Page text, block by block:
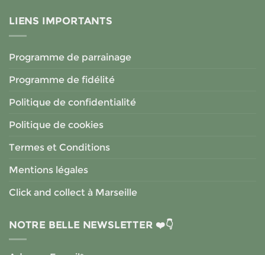
LIENS IMPORTANTS
Programme de parrainage
Programme de fidélité
Politique de confidentialité
Politique de cookies
Termes et Conditions
Mentions légales
Click and collect à Marseille
NOTRE BELLE NEWSLETTER ❤️👇